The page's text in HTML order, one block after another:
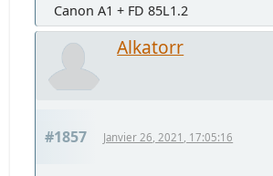
Canon A1 + FD 85L1.2
Alkatorr
#1857 Janvier 26, 2021, 17:05:16